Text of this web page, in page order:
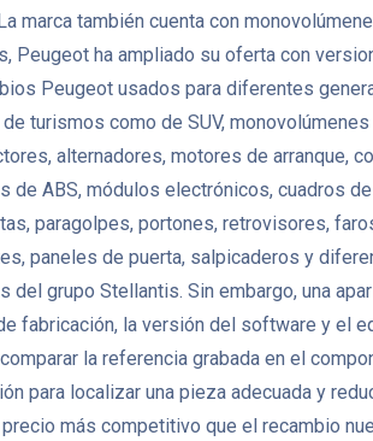
marca también cuenta con
Peugeot ha ampliado su oferta con
Peugeot usados para diferentes
turismos como de SUV,
alternadores, motores de arranque,
de ABS, módulos electrónicos, cuadros
paragolpes, portones, retrovisores,
paneles de puerta, salpicaderos y
grupo Stellantis. Sin embargo, una
fabricación, la versión del software y el
la referencia grabada en el
para localizar una pieza adecuada y
más competitivo que el recambio